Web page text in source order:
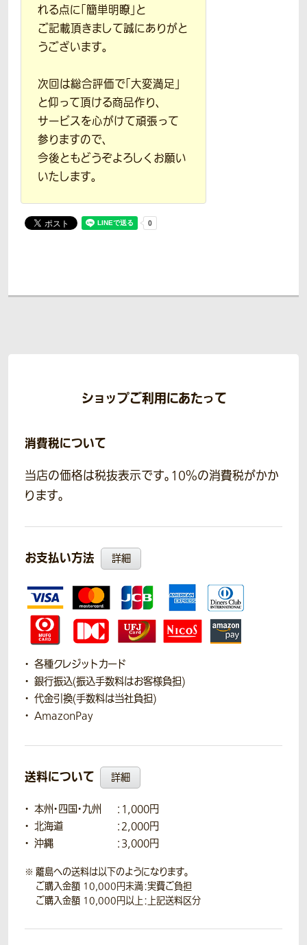
れる点に「簡単明瞭」と
ご記載頂きまして誠にありがと
うございます。
次回は総合評価で「大変満足」
と仰って頂ける商品作り、
サービスを心がけて頑張って
参りますので、
今後ともどうぞよろしくお願い
いたします。
ショップご利用にあたって
消費税について
当店の価格は税抜表示です。10％の消費税がかか
ります。
お支払い方法 詳細
各種クレジットカード
銀行振込(振込手数料はお客様負担)
代金引換(手数料は当社負担)
AmazonPay
送料について 詳細
本州・四国・九州
：1,000円
北海道
：2,000円
沖縄
：3,000円
離島への送料は以下のようになります。
ご購入金額 10,000円未満：実費ご負担
ご購入金額 10,000円以上：上記送料区分